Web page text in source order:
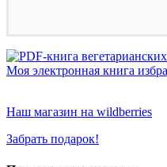
Моя электронная книга
Наш магазин на wildberries
Забрать подарок!